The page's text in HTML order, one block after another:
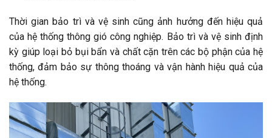
Thời gian bảo trì và vệ sinh cũng ảnh hưởng đến hiệu quả
của hệ thống thông gió công nghiệp. Bảo trì và vệ sinh định
kỳ giúp loại bỏ bụi bẩn và chất cặn trên các bộ phận của hệ
thống, đảm bảo sự thông thoáng và vận hành hiệu quả của
hệ thống.